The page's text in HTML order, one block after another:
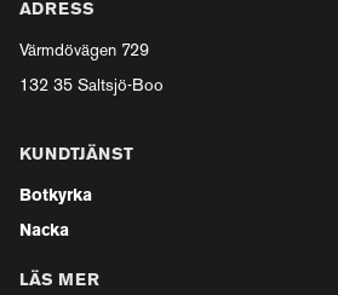
ADRESS
Värmdövägen 729
132 35 Saltsjö-Boo
KUNDTJÄNST
Botkyrka
Nacka
LÄS MER